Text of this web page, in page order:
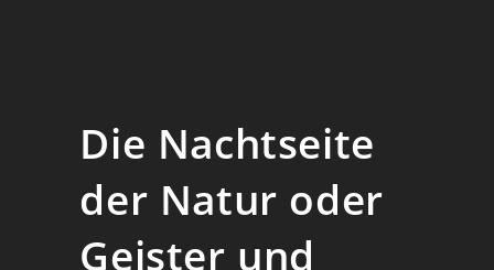
Die Nachtseite
der Natur oder
Geister und